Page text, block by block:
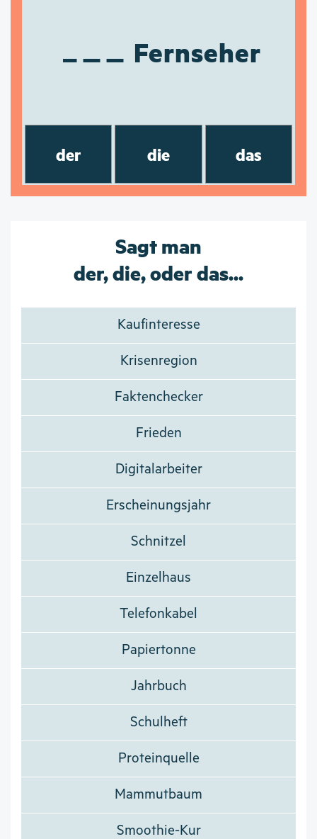
Fernseher
der die das
Sagt man
der, die, oder das...
Kaufinteresse
Krisenregion
Faktenchecker
Frieden
Digitalarbeiter
Erscheinungsjahr
Schnitzel
Einzelhaus
Telefonkabel
Papiertonne
Jahrbuch
Schulheft
Proteinquelle
Mammutbaum
Smoothie-Kur